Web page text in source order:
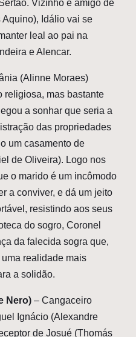
Vizinho e amigo de
Idálio vai se
leal ao pai na
e Alencar.
(Alinne Moraes)
religiosa, mas bastante
a sonhar que seria a
das propriedades
um casamento de
de Oliveira). Logo nos
o marido é um incômodo
a conviver, e dá um jeito
resistindo aos seus
do sogro, Coronel
da falecida sogra que,
realidade mais
a solidão.
Nero) – Cangaceiro
Ignácio (Alexandre
de Josué (Thomás